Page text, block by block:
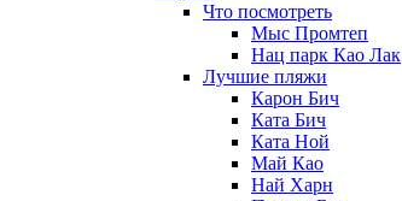
Что посмотреть
Мыс Промтеп
Нац парк Као Лак
Лучшие пляжи
Карон Бич
Ката Бич
Ката Ной
Май Као
Най Харн